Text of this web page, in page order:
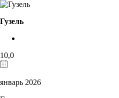
Гузель
10,0
январь 2026